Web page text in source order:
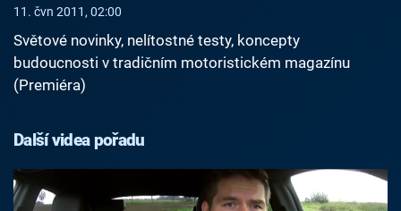
11. čvn 2011, 02:00
Světové novinky, nelítostné testy, koncepty
budoucnosti v tradičním motoristickém magazínu
(Premiéra)
Další videa pořadu